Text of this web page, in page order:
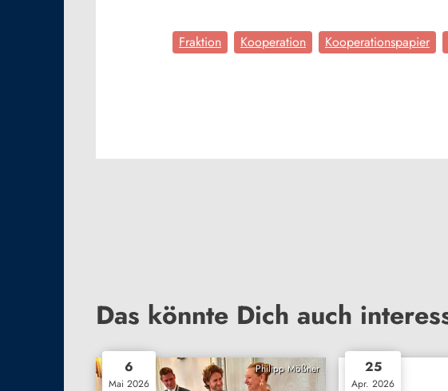
Fraktion Kooperation Kooperationspapier
Das könnte Dich auch
Philipp Mößner
6
Mai 2026
25
Apr. 2026